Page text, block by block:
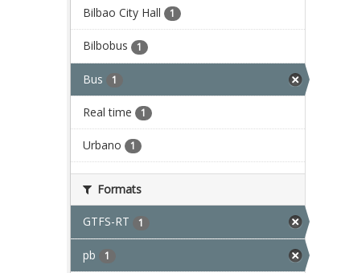
Bilbao City Hall 1
Bilbobus 1
Bus 1
Real time 1
Urbano 1
Formats
GTFS-RT 1
pb 1